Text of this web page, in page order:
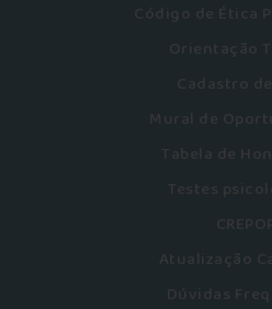
Código de Ética
Orientação
Cadastro
Mural de
Tabela de
Testes
Atualização
Dúvidas